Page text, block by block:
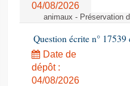
04/08/2026
animaux - Préservation
Question écrite n°
Date de
dépôt :
04/08/2026